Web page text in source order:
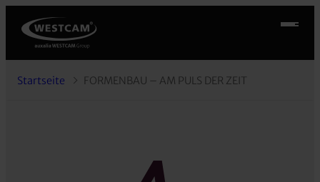
Startseite FORMENBAU – AM PULS DER ZEIT